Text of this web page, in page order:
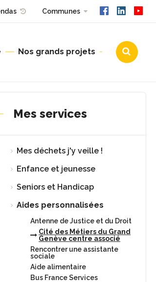
Communes
Nos grands projets
Urbanisme
Mes services
Mes déchets j'y veille !
Enfance et jeunesse
Seniors et Handicap
Aides personnalisées
Antenne de Justice et du Droit
Cité des Métiers du Grand
Genève centre associé
Rencontrer une assistante
sociale
Aide alimentaire
Bus France Services